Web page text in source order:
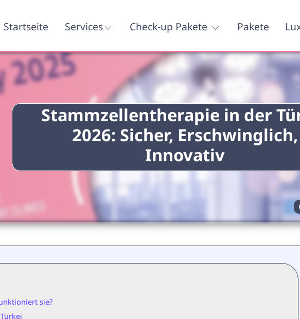
Startseite Services Check-up Pakete Pakete
Stammzellentherapie in der
2026: Sicher, Erschwinglich,
Innovativ
sie?